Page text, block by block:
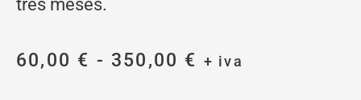
tres meses.
60,00 € - 350,00 € Rango
+ iva